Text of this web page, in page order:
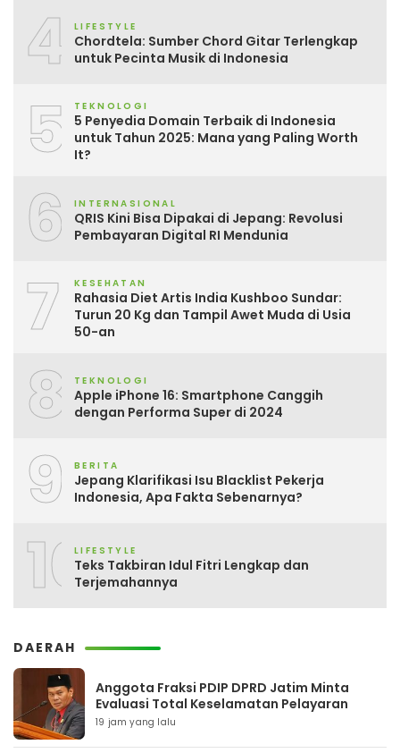
4 LIFESTYLE
Chordtela: Sumber Chord Gitar Terlengkap
untuk Pecinta Musik di Indonesia
5 TEKNOLOGI
5 Penyedia Domain Terbaik di Indonesia
untuk Tahun 2025: Mana yang Paling Worth
It?
6 INTERNASIONAL
QRIS Kini Bisa Dipakai di Jepang: Revolusi
Pembayaran Digital RI Mendunia
7 KESEHATAN
Rahasia Diet Artis India Kushboo Sundar:
Turun 20 Kg dan Tampil Awet Muda di Usia
50-an
8 TEKNOLOGI
Apple iPhone 16: Smartphone Canggih
dengan Performa Super di 2024
9 BERITA
Jepang Klarifikasi Isu Blacklist Pekerja
Indonesia, Apa Fakta Sebenarnya?
10LIFESTYLE
Teks Takbiran Idul Fitri Lengkap dan
Terjemahannya
DAERAH
Anggota Fraksi PDIP DPRD Jatim Minta
Evaluasi Total Keselamatan Pelayaran
19 jam yang lalu